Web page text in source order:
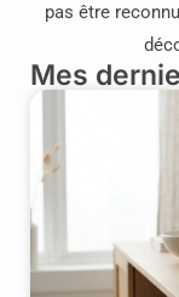
pas être
Mes